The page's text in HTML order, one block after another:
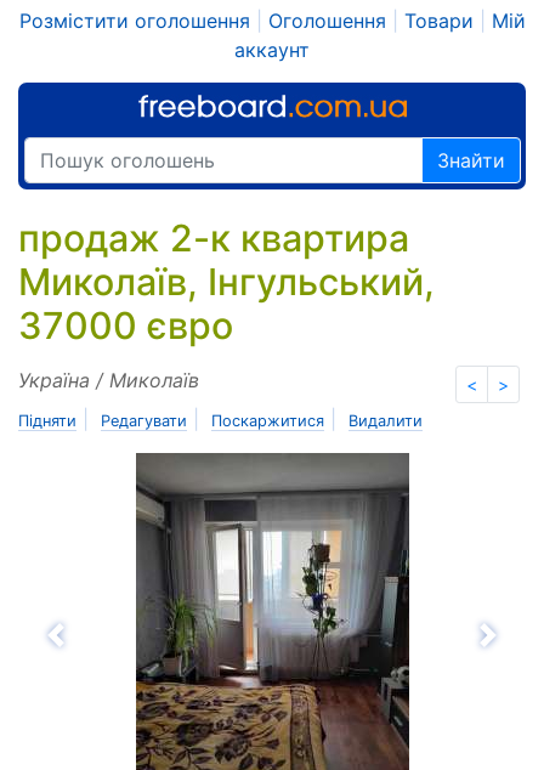
Розмістити оголошення Оголошення Товари
Мій
аккаунт
Знайти
продаж 2-к квартира
Миколаїв, Інгульський,
37000 євро
< >
Україна / Миколаїв
Підняти Редагувати Поскаржитися Видалити
Назад